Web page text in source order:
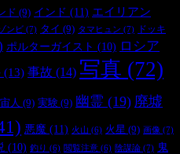
ド (9) インド (11) エイリアン
ンビ (7) タイ (9) タマヒュン (7)
ドッキ
ポルターガイスト (10) ロシア
(13) 事故 (14) 写真 (72)
人 (9) 実験 (9) 幽霊 (19) 廃墟
悪魔 (11) 火山 (6) 火星 (9) 画像 (7)
(10) 釣り (6) 閲覧注意 (6) 陰謀論 (7) 鬼